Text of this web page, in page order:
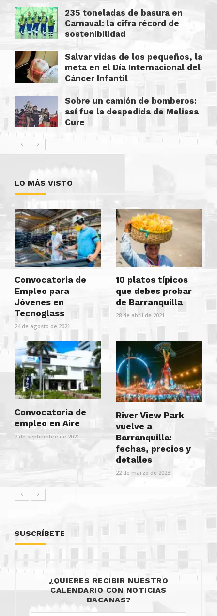
235 toneladas de basura en
Carnaval: la cifra récord de
sostenibilidad
Salvar vidas de los pequeños, la
meta en el Día Internacional del
Cáncer Infantil
Sobre un camión de bomberos:
así fue la despedida de Melissa
Cure
LO MÁS VISTO
Convocatoria de
Empleo para
Jóvenes en
Tecnoglass
24 de agosto de 2021
10 platos típicos
que debes probar
de Barranquilla
28 de abril de 2021
Convocatoria de
empleo en Aire
2 de septiembre de 2021
River View Park
vuelve a
Barranquilla:
fechas, precios y
detalles
22 de marzo de 2023
SUSCRÍBETE
¿QUIERES RECIBIR NUESTRO
CALENDARIO CON NOTICIAS
BACANAS?